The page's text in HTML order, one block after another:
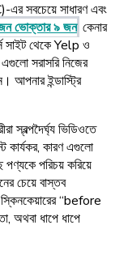
এর সবচেয়ে সাধারণ এবং
ভোক্তার ৯ জন কেনার
সাইট থেকে Yelp ও
সরাসরি নিজের
আপনার ইন্ডাস্ট্রি
স্বল্পদৈর্ঘ্য ভিডিওতে
কার্যকর, কারণ এগুলো
পণ্যকে পরিচয় করিয়ে
চেয়ে বাস্তব
স্কিনকেয়ারের “before
অথবা ধাপে ধাপে